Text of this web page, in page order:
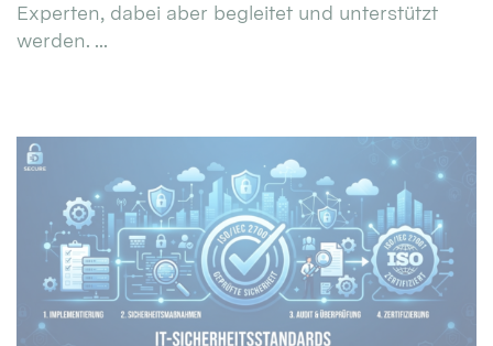
Experten, dabei aber begleitet und unterstützt
werden. ...